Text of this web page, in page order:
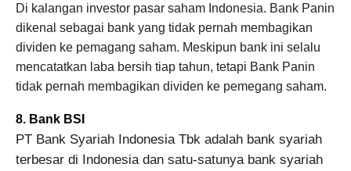
Di kalangan investor pasar saham Indonesia. Bank Panin
dikenal sebagai bank yang tidak pernah membagikan
dividen ke pemagang saham. Meskipun bank ini selalu
mencatatkan laba bersih tiap tahun, tetapi Bank Panin
tidak pernah membagikan dividen ke pemegang saham.
8. Bank BSI
PT Bank Syariah Indonesia Tbk adalah bank syariah
terbesar di Indonesia dan satu-satunya bank syariah